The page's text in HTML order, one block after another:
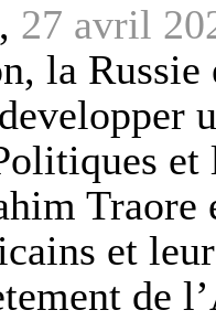
, 27 avril
la
Traore
et
de